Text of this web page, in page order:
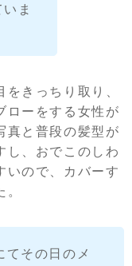
ま
きっちり取り、
ローをする女性が
真と普段の髪型が
し、おでこのしわ
いので、カバーす
てその日のメ